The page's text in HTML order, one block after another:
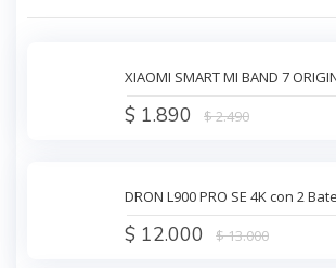
XIAOMI SMART MI BAND 7
$ 1.890 $ 2.490
DRON L900 PRO SE 4K con 2
$ 12.000 $ 13.000